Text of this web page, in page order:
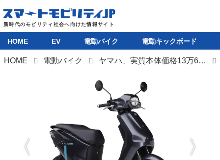
電動バイク
電動キックボード
HOME EV 電動バイク 電動キックボード
HOME 電動バイク ヤマハ、実質本体価格13万6500円の電動スクーター「JOG E」を全国展開。バッテリーステーションで電池交換可能な原付一種